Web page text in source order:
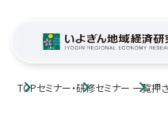
TOPセミナー・研修セミナー 一覧押
問